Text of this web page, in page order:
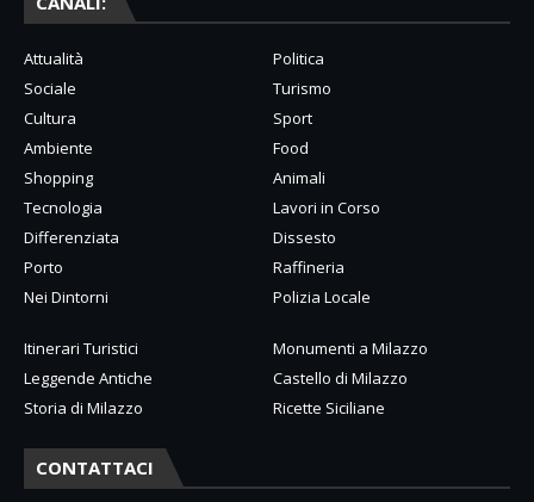
Attualità
Politica
Sociale
Turismo
Cultura
Sport
Ambiente
Food
Shopping
Animali
Tecnologia
Lavori in Corso
Differenziata
Dissesto
Porto
Raffineria
Nei Dintorni
Polizia Locale
Itinerari Turistici
Monumenti a Milazzo
Leggende Antiche
Castello di Milazzo
Storia di Milazzo
Ricette Siciliane
CONTATTACI